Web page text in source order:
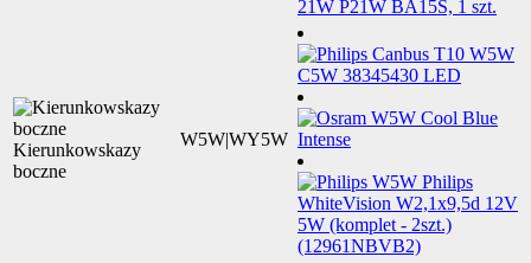
Kierunkowskazy
boczne
W5W|WY5W